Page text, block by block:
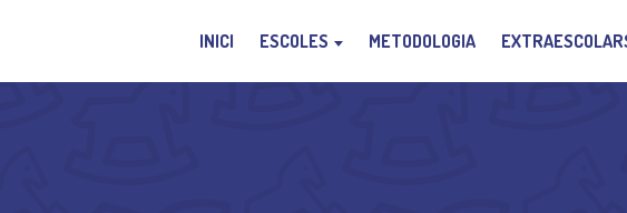
INICI ESCOLES METODOLOGIA